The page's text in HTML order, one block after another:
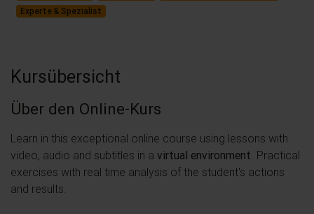
Experte & Spezialist
Kursübersicht
Über den Online-Kurs
Learn in this exceptional online course using lessons with
video, audio and subtitles in a virtual environment . Practical
exercises with real time analysis of the student's actions
and results.